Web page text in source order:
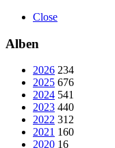
Close
Alben
2026 234
2025 676
2024 541
2023 440
2022 312
2021 160
2020 16